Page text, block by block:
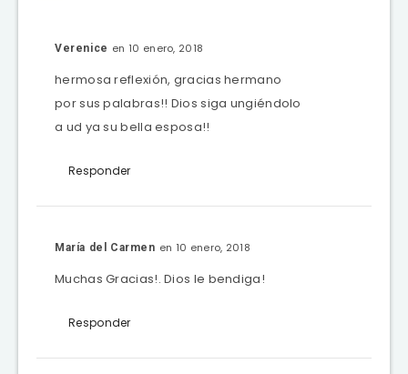
Verenice en 10 enero, 2018
hermosa reflexión, gracias hermano
por sus palabras!! Dios siga ungiéndolo
a ud ya su bella esposa!!
Responder
María del Carmen en 10 enero, 2018
Muchas Gracias!. Dios le bendiga!
Responder